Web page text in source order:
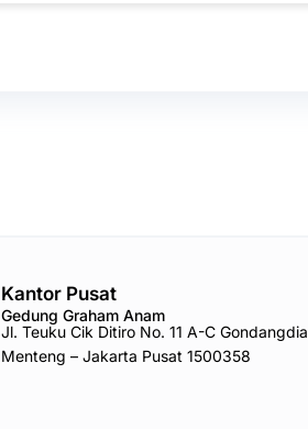
Kantor Pusat
Gedung Graham Anam
Jl. Teuku Cik Ditiro No. 11 A-C Gondangdia
Menteng – Jakarta Pusat 1500358